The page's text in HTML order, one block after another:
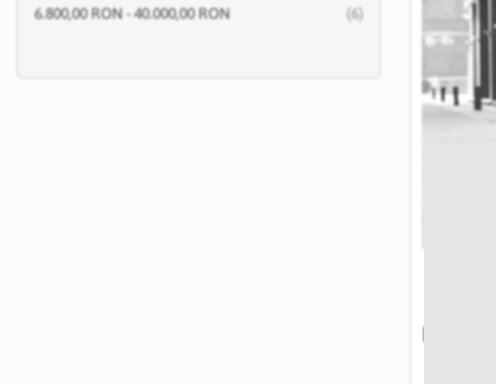
6.800,00 RON-40.000,00 RON 6
articole